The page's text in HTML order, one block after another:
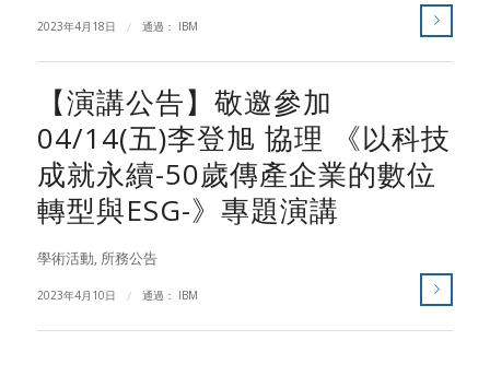
2023年4月18日 / 通過： IBM
【演講公告】敬邀參加
04/14(五)李登旭 協理 《以科技
成就永續-50歲傳產企業的數位
轉型與ESG-》專題演講
學術活動, 所務公告
2023年4月10日 / 通過： IBM